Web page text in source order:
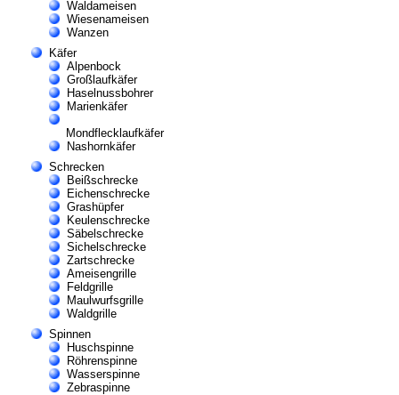
Waldameisen
Wiesenameisen
Wanzen
Käfer
Alpenbock
Großlaufkäfer
Haselnussbohrer
Marienkäfer
Mondflecklaufkäfer
Nashornkäfer
Schrecken
Beißschrecke
Eichenschrecke
Grashüpfer
Keulenschrecke
Säbelschrecke
Sichelschrecke
Zartschrecke
Ameisengrille
Feldgrille
Maulwurfsgrille
Waldgrille
Spinnen
Huschspinne
Röhrenspinne
Wasserspinne
Zebraspinne